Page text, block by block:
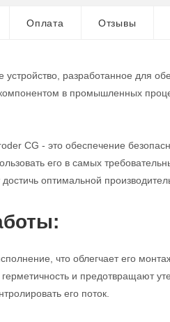
Оплата Отзывы
разработанное для
в промышленных
CG - это обеспечение
его в самых
оптимальной
что облегчает его
и предотвращают
его поток.